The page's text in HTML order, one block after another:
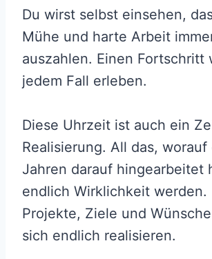
Du wirst selbst einsehen,
Mühe und harte Arbeit
auszahlen. Einen Fortschritt
jedem Fall erleben.
Diese Uhrzeit ist auch ein
Realisierung. All das,
Jahren darauf hingearbeitet
endlich Wirklichkeit werden.
Projekte, Ziele und
sich endlich realisieren.